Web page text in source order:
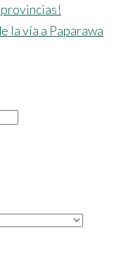
la vía a Paparawa